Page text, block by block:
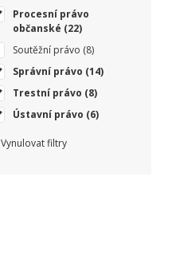
Procesní právo
občanské (22)
Soutěžní právo (8)
Správní právo (14)
Trestní právo (8)
Ústavní právo (6)
Vynulovat filtry